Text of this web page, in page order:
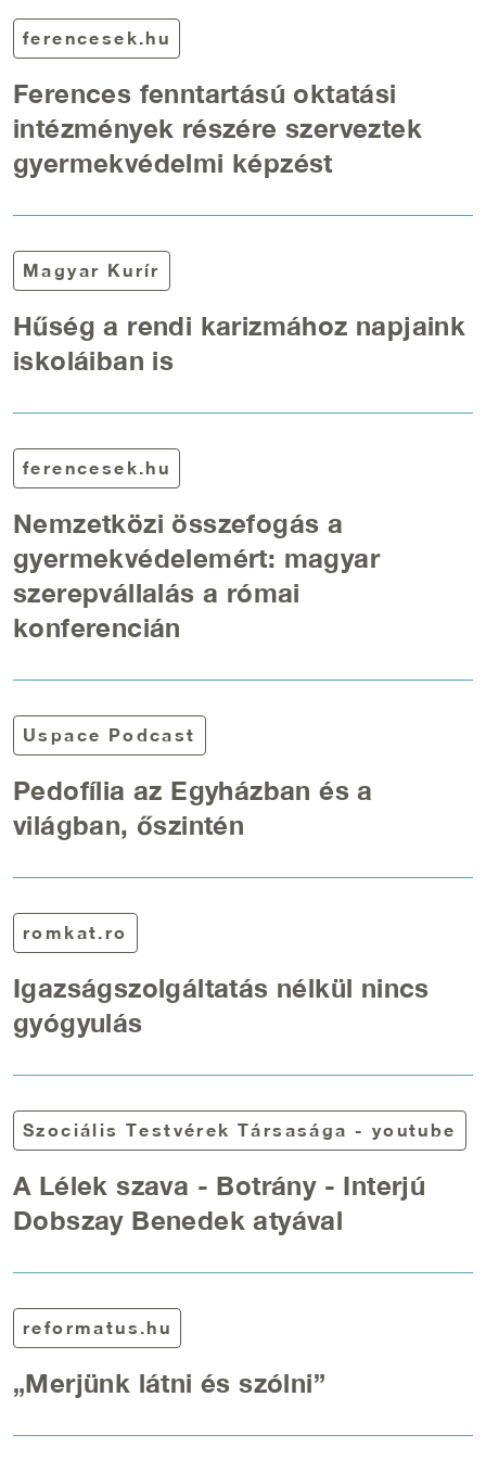
ferencesek.hu
Ferences fenntartású oktatási
intézmények részére szerveztek
gyermekvédelmi képzést
Magyar Kurír
Hűség a rendi karizmához napjaink
iskoláiban is
ferencesek.hu
Nemzetközi összefogás a
gyermekvédelemért: magyar
szerepvállalás a római
konferencián
Uspace Podcast
Pedofília az Egyházban és a
világban, őszintén
romkat.ro
Igazságszolgáltatás nélkül nincs
gyógyulás
Szociális Testvérek Társasága - youtube
A Lélek szava - Botrány - Interjú
Dobszay Benedek atyával
reformatus.hu
„Merjünk látni és szólni”